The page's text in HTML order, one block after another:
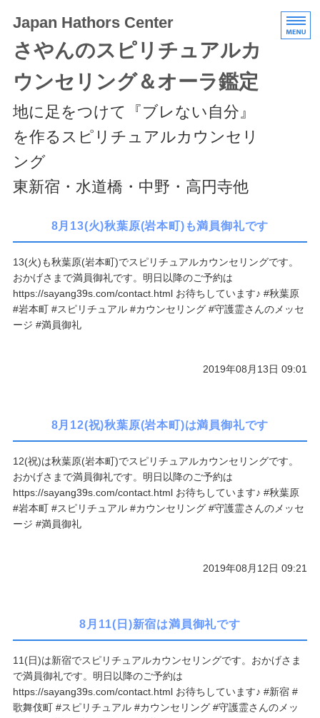
Japan Hathors Center
さやんのスピリチュアルカ
ウンセリング＆オーラ鑑定
地に足をつけて『ブレない自分』
を作るスピリチュアルカウンセリ
ング
東新宿・水道橋・中野・高円寺他
メニュー/料金
エキスパートクラス
スケジュール/アクセス
8月13(火)秋葉原(岩本町)も満員御礼です
13(火)も秋葉原(岩本町)でスピリチュアルカウンセリングです。
おかげさまで満員御礼です。明日以降のご予約は
https://sayang39s.com/contact.html お待ちしています♪ #秋葉原
#岩本町 #スピリチュアル #カウンセリング #守護霊さんのメッセ
ージ #満員御礼
2019年08月13日 09:01
8月12(祝)秋葉原(岩本町)は満員御礼です
12(祝)は秋葉原(岩本町)でスピリチュアルカウンセリングです。
おかげさまで満員御礼です。明日以降のご予約は
https://sayang39s.com/contact.html お待ちしています♪ #秋葉原
#岩本町 #スピリチュアル #カウンセリング #守護霊さんのメッセ
ージ #満員御礼
2019年08月12日 09:21
8月11(日)新宿は満員御礼です
11(日)は新宿でスピリチュアルカウンセリングです。おかげさま
で満員御礼です。明日以降のご予約は
https://sayang39s.com/contact.html お待ちしています♪ #新宿 #
歌舞伎町 #スピリチュアル #カウンセリング #守護霊さんのメッ